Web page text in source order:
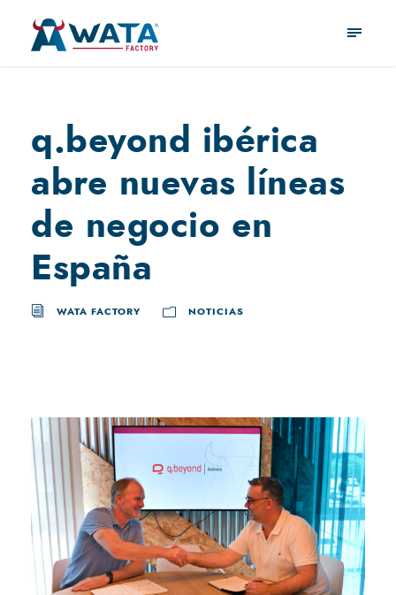
q.beyond ibérica
abre nuevas líneas
de negocio en
España
WATA FACTORY NOTICIAS